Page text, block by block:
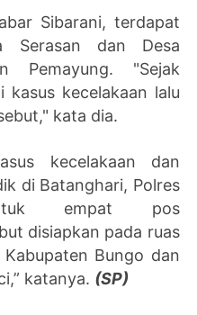
Sibarani, terdapat
Serasan dan Desa
Pemayung. "Sejak
kecelakaan lalu
kata dia.
kecelakaan dan
di Batanghari, Polres
empat pos
disiapkan pada ruas
Bungo dan
katanya. (SP)